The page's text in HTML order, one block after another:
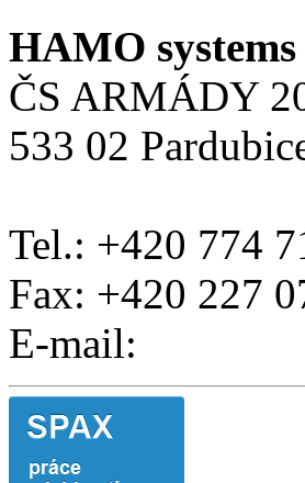
HAMO systems
ČS ARMÁDY
533 02
Tel.: +420 774
Fax: +420 227
E-mail: